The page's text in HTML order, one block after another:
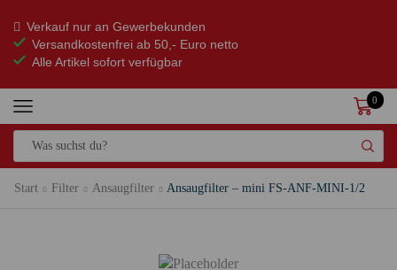
Verkauf nur an Gewerbekunden
Versandkostenfrei ab 50,- Euro netto
Alle Artikel sofort verfügbar
0
Start Filter Ansaugfilter Ansaugfilter – mini FS-ANF-MINI-1/2